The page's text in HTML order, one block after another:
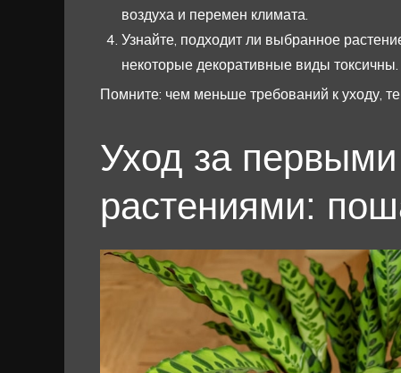
воздуха и перемен климата.
Узнайте, подходит ли выбранное
некоторые декоративные виды токсичны.
Помните: чем меньше требований к уходу,
Уход за
растениями: